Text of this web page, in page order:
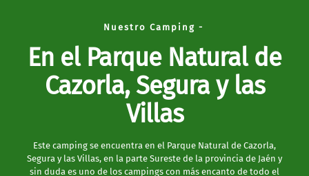
En el Parque Natural de
Cazorla, Segura y las
Villas
Este camping se encuentra en el Parque Natural de Cazorla,
Segura y las Villas, en la parte Sureste de la provincia de Jaén y
Parque Natural de Cazorla y de la provincia de Jaén. El camping
cuenta con 40.000 metros cuadrados en una zona de bosque
donde predomina el Pino Halapensis o pino carrasco, aunque
Nuestro Camping -
En el Parque Natural de
Cazorla, Segura y las
Villas
Este camping se encuentra en el Parque Natural de Cazorla,
Segura y las Villas, en la parte Sureste de la provincia de Jaén y
sin duda es uno de los campings con más encanto de todo el